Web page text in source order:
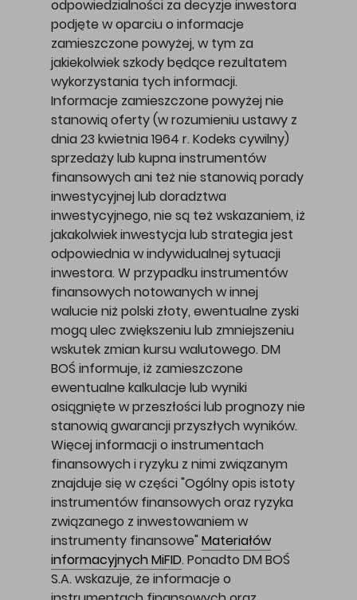
odpowiedzialności za decyzje inwestora
podjęte w oparciu o informacje
zamieszczone powyżej, w tym za
jakiekolwiek szkody będące rezultatem
wykorzystania tych informacji.
Informacje zamieszczone powyżej nie
stanowią oferty (w rozumieniu ustawy z
dnia 23 kwietnia 1964 r. Kodeks cywilny)
sprzedaży lub kupna instrumentów
finansowych ani też nie stanowią porady
inwestycyjnej lub doradztwa
inwestycyjnego, nie są też wskazaniem, iż
jakakolwiek inwestycja lub strategia jest
odpowiednia w indywidualnej sytuacji
inwestora. W przypadku instrumentów
finansowych notowanych w innej
walucie niż polski złoty, ewentualne zyski
mogą ulec zwiększeniu lub zmniejszeniu
wskutek zmian kursu walutowego. DM
BOŚ informuje, iż zamieszczone
ewentualne kalkulacje lub wyniki
osiągnięte w przeszłości lub prognozy nie
stanowią gwarancji przyszłych wyników.
Więcej informacji o instrumentach
finansowych i ryzyku z nimi związanym
znajduje się w części "Ogólny opis istoty
instrumentów finansowych oraz ryzyka
związanego z inwestowaniem w
instrumenty finansowe" Materiałów
informacyjnych MiFID. Ponadto DM BOŚ
S.A. wskazuje, że informacje o